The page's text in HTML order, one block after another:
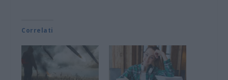
Correlati